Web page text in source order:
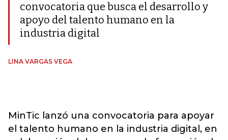
convocatoria que busca el desarrollo y
apoyo del talento humano en la
industria digital
LINA VARGAS VEGA
MinTic lanzó una convocatoria para apoyar
el talento humano en la industria digital, en